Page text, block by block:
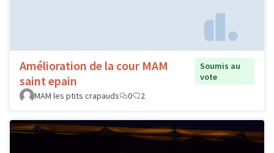
Amélioration de la cour MAM
saint epain
Soumis au
vote
MAM les ptits crapauds
0 2